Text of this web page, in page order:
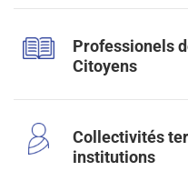
Professionels
Citoyens
Collectivités
institutions